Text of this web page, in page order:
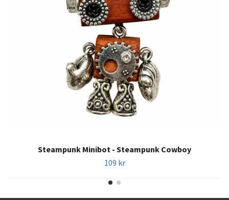
Steampunk Minibot - Steampunk Cowboy
109 kr